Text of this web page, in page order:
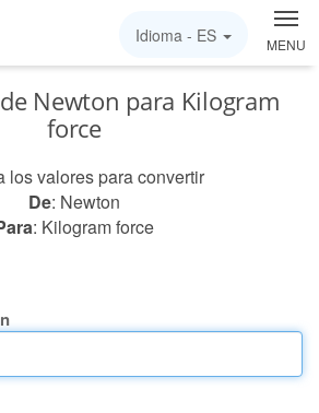
MENU
Idioma - ES
Newton para Kilogram
force
los valores para convertir
De: Newton
: Kilogram force